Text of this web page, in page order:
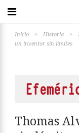
Inicio > Historia >
un inventor sin límites
Thomas